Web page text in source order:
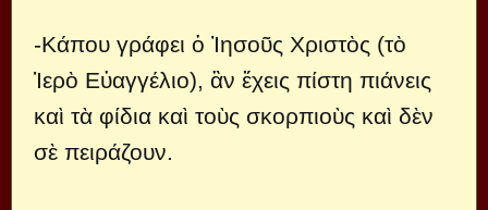
-Κάπου γράφει ὁ Ἰησοῦς Χριστὸς (τὸ
Ἱερὸ Εὐαγγέλιο), ἂν ἔχεις πίστη πιάνεις
καὶ τὰ φίδια καὶ τοὺς σκορπιοὺς καὶ δὲν
σὲ πειράζουν.